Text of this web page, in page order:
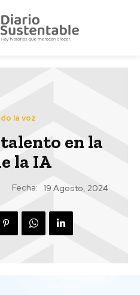
la voz
en la
la IA
Fecha: 19 Agosto, 2024